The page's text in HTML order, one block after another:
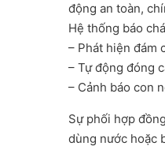
động an toàn,
Hệ thống báo
– Phát hiện đám
– Tự động đóng
– Cảnh báo con
Sự phối hợp
dùng nước hoặc